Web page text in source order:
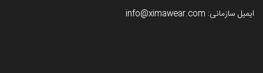
ایمیل سازمانی: info@ximawear.com